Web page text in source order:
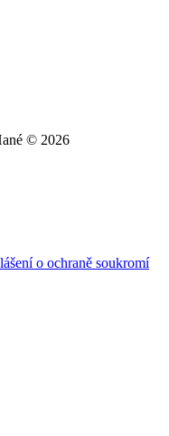
© 2026
o ochraně soukromí